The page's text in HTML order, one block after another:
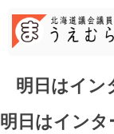
content
明日はイン
明日はインタ